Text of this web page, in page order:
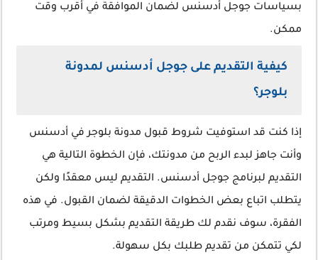
بسياسات جوجل أدسنس لضمان الموافقة في أقرب وقت
ممكن.
كيفية التقديم على جوجل أدسنس لمدونة
بلوجر؟
إذا كنت قد استوفيت شروط قبول مدونة بلوجر في أدسنس
وأنت جاهز لبدء الربح من مدونتك، فإن الخطوة التالية هي
التقديم لبرنامج جوجل أدسنس. التقديم ليس معقدًا ولكن
يتطلب اتباع بعض الخطوات الدقيقة لضمان القبول. في هذه
الفقرة، سوف نقدم لك طريقة التقديم بشكل بسيط ومرتب
لكي تتمكن من تقديم طلبك بكل سهولة.